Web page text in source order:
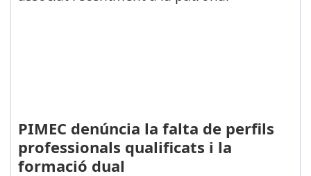
PIMEC denúncia la falta de perfils
professionals qualificats i la
formació dual